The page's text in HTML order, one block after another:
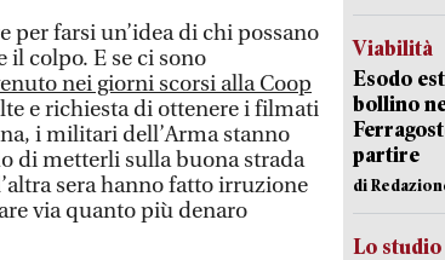
farsi un’idea di chi possano
il colpo. E se ci sono
nei giorni scorsi alla Coop
e richiesta di ottenere i filmati
i militari dell’Arma stanno
di metterli sulla buona strada
sera hanno fatto irruzione
via quanto più denaro
Viabilità
Esodo
bollino
partire
di
Lo studio